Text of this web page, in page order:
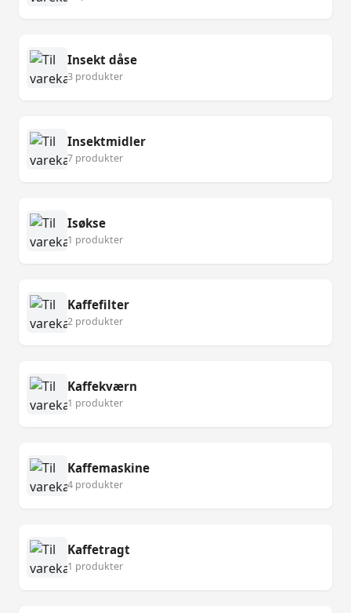
Insekt dåse
3 produkter
Insektmidler
7 produkter
Isøkse
1 produkter
Kaffefilter
2 produkter
Kaffekværn
1 produkter
Kaffemaskine
4 produkter
Kaffetragt
1 produkter